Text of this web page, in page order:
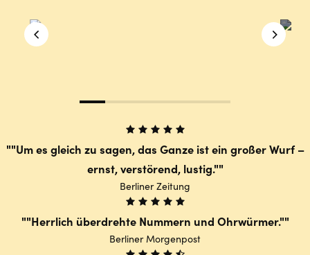
"Um es gleich zu sagen, das Ganze ist ein großer Wurf –
ernst, verstörend, lustig."
Berliner Zeitung
"Herrlich überdrehte Nummern und Ohrwürmer."
Berliner Morgenpost